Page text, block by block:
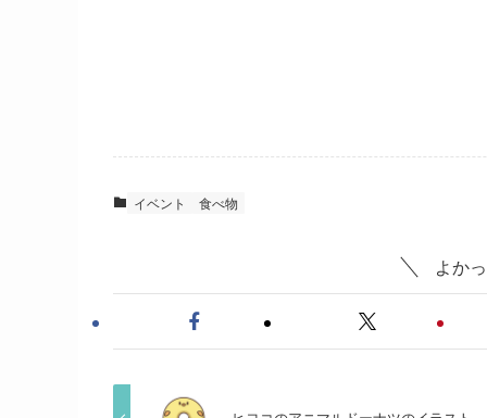
イベント 食べ物
よか